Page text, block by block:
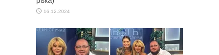
16.12.2024